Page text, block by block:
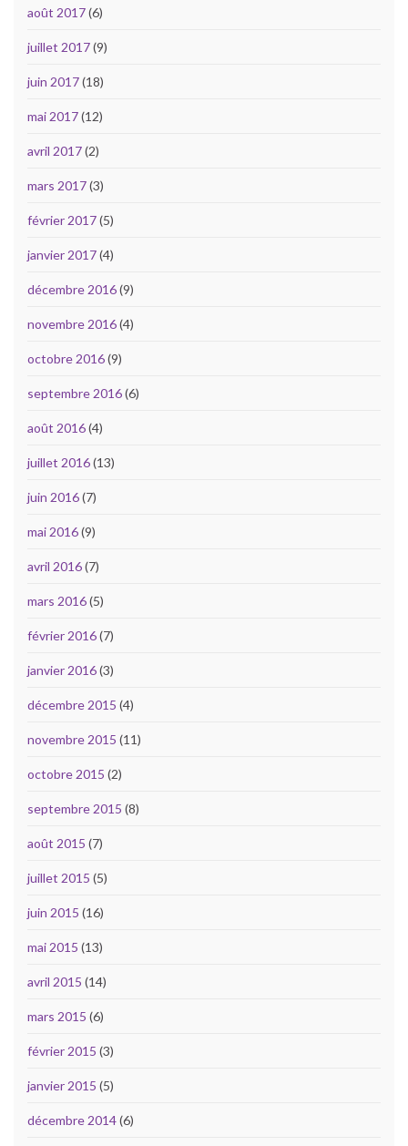
août 2017(6)
juillet 2017(9)
juin 2017(18)
mai 2017(12)
avril 2017(2)
mars 2017(3)
février 2017(5)
janvier 2017(4)
décembre 2016(9)
novembre 2016(4)
octobre 2016(9)
septembre 2016(6)
août 2016(4)
juillet 2016(13)
juin 2016(7)
mai 2016(9)
avril 2016(7)
mars 2016(5)
février 2016(7)
janvier 2016(3)
décembre 2015 (4)
novembre 2015 (11)
octobre 2015 (2)
septembre 2015 (8)
août 2015 (7)
juillet 2015 (5)
juin 2015 (16)
mai 2015 (13)
avril 2015 (14)
mars 2015 (6)
février 2015 (3)
janvier 2015 (5)
décembre 2014(6)